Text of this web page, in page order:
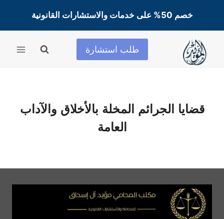
المحتوى
خصم 50% على خدمات والاستشارات القانونية
طلب استشارة
قضايا الجرائم المخلة بالأخلاق والآداب
العامة